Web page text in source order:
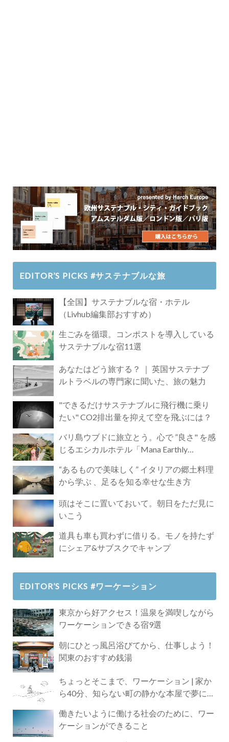
EDITOR’S PICKS #サステナブルな旅
【全国】サステナブルな宿・ホテル
（Livhub編集部おすすめ）
生ごみを循環。コンポストを導入している
サステナブルな宿11選
あなたはどう旅する？ ｜ 英国サステナブ
ルトラベルの専門家に聞いた、旅の魅力
"できるだけサステナブルに飛行機に乗り
たい" CO2排出量を抑えて空を飛ぶには？
バリ島ウブドに旅立とう。心で ”良さ" を感
じるエシカルホテル「Mana Earthly
“あるもので美味しく” イタリアの郷土料理
から学ぶ 、足るを知る幸せな生き方
頭はそこに置いておいて。朝日をただ見に
いこう
道具も車も買わずに借りる。モノを持たず
にシェア&サブスクでキャンプ
EDITOR’S PICKS #ワーケーション
東京から好アクセス！温泉を満喫しながら
ワーケーションできる宿9選
朝にひとっ風呂浴びてから、仕事しよう！
関東のおすすめ銭湯
ちょっとそこまで、ワーケーション | 家か
ら40分、知らない町の静かな本屋で夢に近
働きたいように働ける社会のために、ワー
ケーションができること